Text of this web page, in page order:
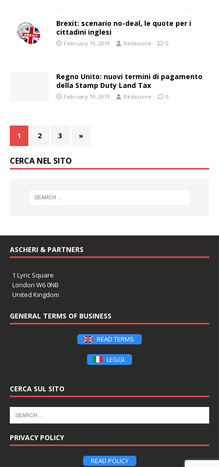
Brexit: scenario no-deal, le quote per i
cittadini inglesi
February 19, 2019 Redazione 0
Regno Unito: nuovi termini di pagamento
della Stamp Duty Land Tax
February 19, 2019 Redazione 0
1 2 3 »
CERCA NEL SITO
ASCHERI & PARTNERS
1 Lyric Square
London W6 0NB
United Kingdom
GENERAL TERMS OF BUSINESS
READ TERMS
LEGGI
CERCA SUL SITO
PRIVACY POLICY
READ POLICY